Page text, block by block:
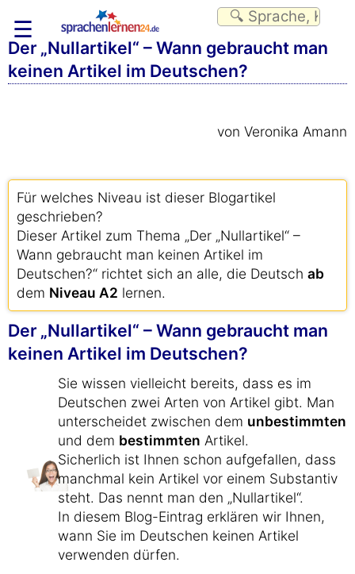
☰
Der „Nullartikel“ – Wann gebraucht man
keinen Artikel im Deutschen?
von Veronika Amann
Für welches Niveau ist dieser Blogartikel
geschrieben?
Dieser Artikel zum Thema „Der „Nullartikel“ –
Wann gebraucht man keinen Artikel im
Deutschen?“ richtet sich an alle, die Deutsch ab
dem Niveau A2 lernen.
Der „Nullartikel“ – Wann gebraucht man
keinen Artikel im Deutschen?
Sie wissen vielleicht bereits, dass es im
Deutschen zwei Arten von Artikel gibt. Man
unterscheidet zwischen dem unbestimmten
und dem bestimmten Artikel.
Sicherlich ist Ihnen schon aufgefallen, dass
manchmal kein Artikel vor einem Substantiv
steht. Das nennt man den „Nullartikel“.
In diesem Blog-Eintrag erklären wir Ihnen,
wann Sie im Deutschen keinen Artikel
verwenden dürfen.